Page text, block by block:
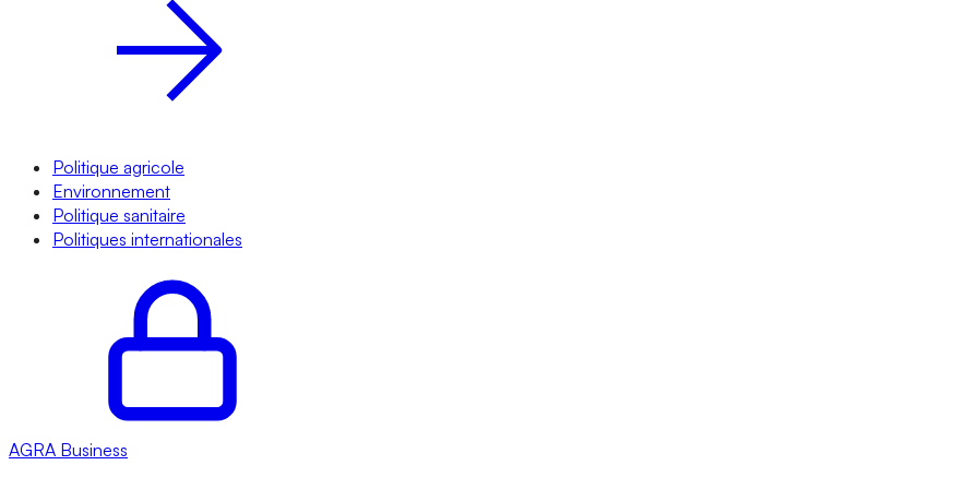
Politique agricole
Environnement
Politique sanitaire
Politiques internationales
AGRA Business